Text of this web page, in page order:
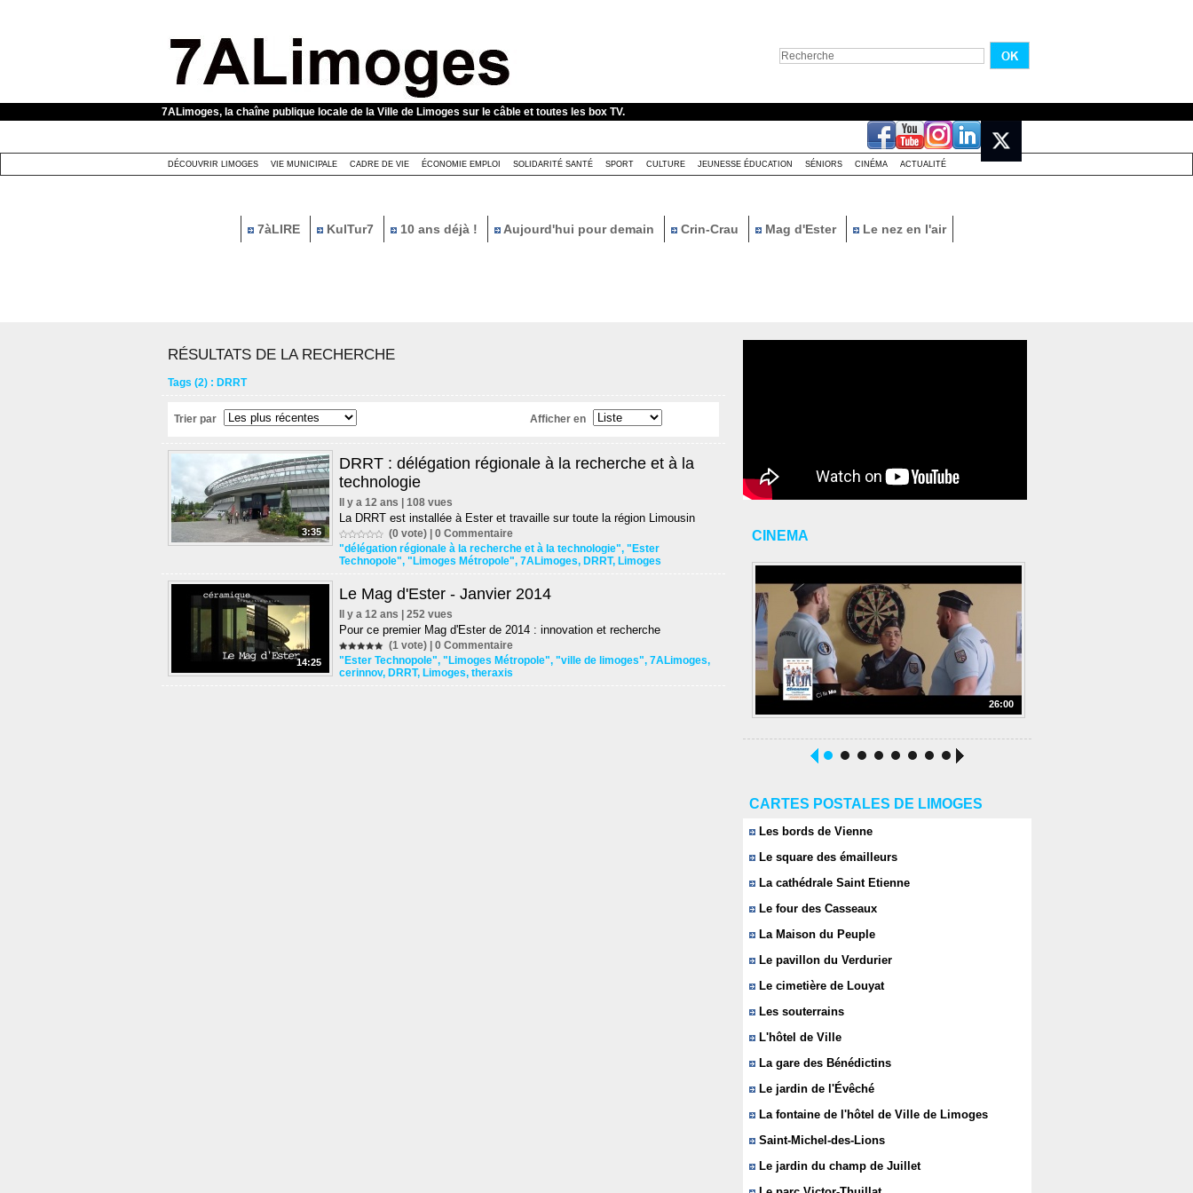
7ALimoges, la chaîne publique locale de la Ville de Limoges sur le câble et toutes les box TV.
DÉCOUVRIR LIMOGES VIE MUNICIPALE CADRE DE VIE ÉCONOMIE EMPLOI SOLIDARITÉ SANTÉ SPORT CULTURE JEUNESSE ÉDUCATION SÉNIORS CINÉMA ACTUALITÉ
7àLIRE KulTur7 10 ans déjà ! Aujourd'hui pour demain Crin-Crau Mag d'Ester Le nez en l'air
RÉSULTATS DE LA RECHERCHE
Tags (2) : DRRT
Trier par Afficher en
3:35
DRRT : délégation régionale à la recherche et à la
technologie
Il y a 12 ans | 108 vues
La DRRT est installée à Ester et travaille sur toute la région Limousin
(0 vote) | 0 Commentaire
"délégation régionale à la recherche et à la technologie", "Ester
Technopole", "Limoges Métropole", 7ALimoges, DRRT, Limoges
14:25
Le Mag d'Ester - Janvier 2014
Il y a 12 ans | 252 vues
Pour ce premier Mag d'Ester de 2014 : innovation et recherche
(1 vote) | 0 Commentaire
"Ester Technopole", "Limoges Métropole", "ville de limoges", 7ALimoges,
cerinnov, DRRT, Limoges, theraxis
CINEMA
26:00
CARTES POSTALES DE LIMOGES
Les bords de Vienne
Le square des émailleurs
La cathédrale Saint Etienne
Le four des Casseaux
La Maison du Peuple
Le pavillon du Verdurier
Le cimetière de Louyat
Les souterrains
L'hôtel de Ville
La gare des Bénédictins
Le jardin de l'Évêché
La fontaine de l'hôtel de Ville de Limoges
Saint-Michel-des-Lions
Le jardin du champ de Juillet